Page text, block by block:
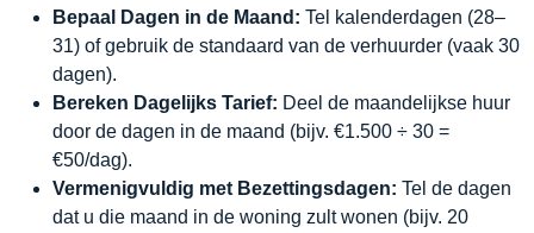
Bepaal Dagen in de Maand: Tel kalenderdagen (28–
31) of gebruik de standaard van de verhuurder (vaak 30
dagen).
Bereken Dagelijks Tarief: Deel de maandelijkse huur
door de dagen in de maand (bijv. €1.500 ÷ 30 =
€50/dag).
Vermenigvuldig met Bezettingsdagen: Tel de dagen
dat u die maand in de woning zult wonen (bijv. 20